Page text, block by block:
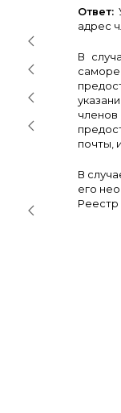
Ответ:
адрес
В
почты,
В
его
Реестр